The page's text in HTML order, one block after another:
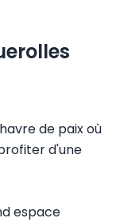
de paix où
d'une
espace